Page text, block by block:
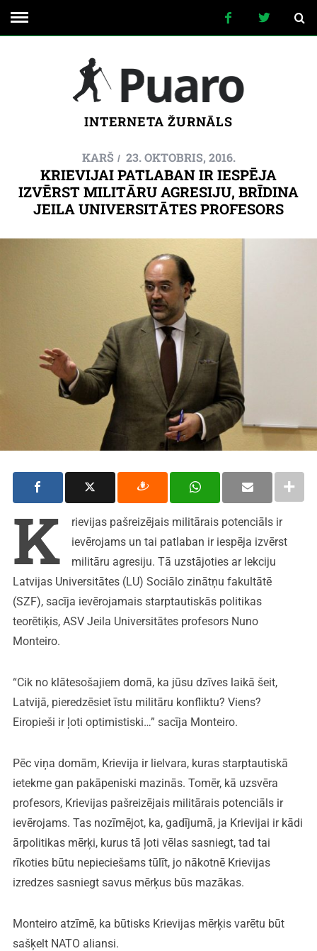
INTERNETA ŽURNĀLS
KARŠ 23. OKTOBRIS, 2016.
KRIEVIJAI PATLABAN IR IESPĒJA
IZVĒRST MILITĀRU AGRESIJU, BRĪDINA
JEILA UNIVERSITĀTES PROFESORS
K
rievijas pašreizējais militārais potenciāls ir
ievērojams un tai patlaban ir iespēja izvērst
militāru agresiju. Tā uzstājoties ar lekciju
Latvijas Universitātes (LU) Sociālo zinātņu fakultātē
(SZF), sacīja ievērojamais starptautiskās politikas
teorētiķis, ASV Jeila Universitātes profesors Nuno
Monteiro.
“Cik no klātesošajiem domā, ka jūsu dzīves laikā šeit,
Latvijā, pieredzēsiet īstu militāru konfliktu? Viens?
Eiropieši ir ļoti optimistiski…” sacīja Monteiro.
Pēc viņa domām, Krievija ir lielvara, kuras starptautiskā
ietekme gan pakāpeniski mazinās. Tomēr, kā uzsvēra
profesors, Krievijas pašreizējais militārais potenciāls ir
ievērojams. Tas nozīmējot, ka, gadījumā, ja Krievijai ir kādi
ārpolitikas mērķi, kurus tā ļoti vēlas sasniegt, tad tai
rīkoties būtu nepieciešams tūlīt, jo nākotnē Krievijas
izredzes sasniegt savus mērķus būs mazākas.
Monteiro atzīmē, ka būtisks Krievijas mērķis varētu būt
sašķelt NATO aliansi.